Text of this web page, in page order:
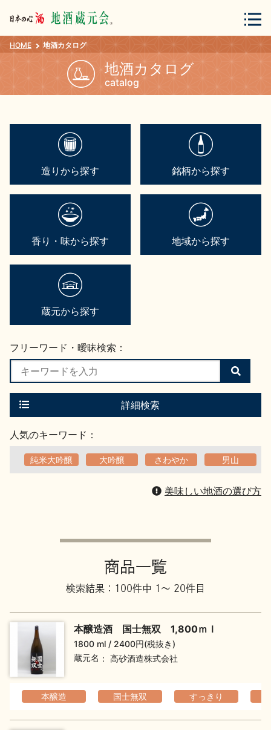
会員登録 ログイン
地酒カタログ
地酒用語集
お楽しみコンテンツ
歳時記 地酒蔵元会検定
地酒小説
日本酒の楽しみ方特集
HOME 地酒カタログ
地酒カタログ
catalog
造りから探す 銘柄から探す
香り・味から探す 地域から探す
蔵元から探す
フリーワード・曖昧検索：
検
索
す
詳細検索
人気のキーワード：
純米大吟醸 大吟醸 さわやか 男山
美味しい地酒の選び方
商品一覧
検索結果：100件中 1～ 20件目
本醸造酒 国士無双 1,800ｍｌ
1800 ml
2400円(税抜き)
蔵元名
高砂酒造株式会社
本醸造 国士無双 すっきり